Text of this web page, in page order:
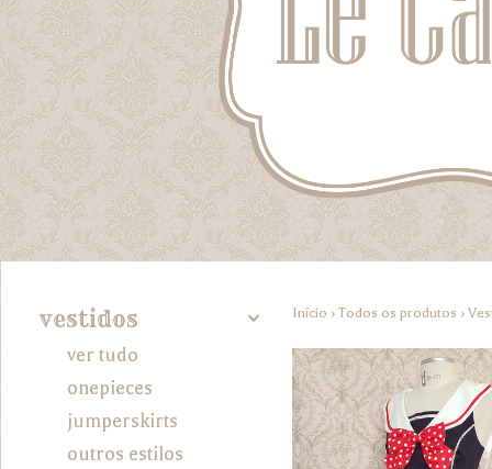
vestidos 4
ver tudo
onepieces
jumperskirts
outros estilos
Início › Todos os produtos ›